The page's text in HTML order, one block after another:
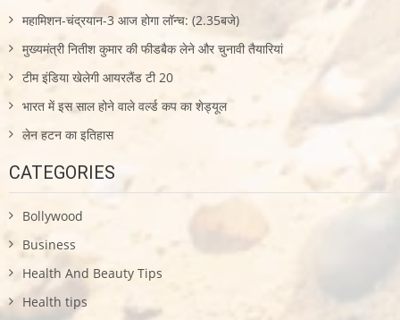
महामिशन-चंद्रयान-3 आज होगा लॉन्च: (2.35बजे)
मुख्यमंत्री नितीश कुमार की फीडबैक लेने और चुनावी तैयारियां
टीम इंडिया खेलेगी आयरलैंड टी 20
भारत में इस साल होने वाले वर्ल्ड कप का शेड्यूल
लेन हटन का इतिहास
CATEGORIES
Bollywood
Business
Health And Beauty Tips
Health tips